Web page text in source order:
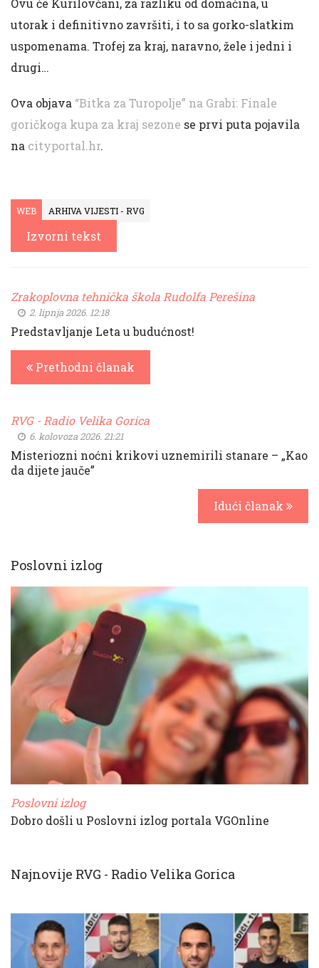
Ovu će Kurilovčani, za razliku od domaćina, u
utorak i definitivno završiti, i to sa gorko-slatkim
uspomenama. Trofej za kraj, naravno, žele i jedni i
drugi…
Ova objava “Bitka za Turopolje” na Grabi: Finale
goričkoga kupa za kraj sezone se prvi puta pojavila
na cityportal.hr.
WEB ARHIVA VIJESTI - RVG
Izvorni tekst
Zrakoplovna tehnička škola Rudolfa Perešina
2. lipnja 2026. 12:18
Predstavljanje Leta u budućnost!
Prethodni članak
RVG - Radio Velika Gorica
6. kolovoza 2026. 21:21
Misteriozni noćni krikovi uznemirili stanare – „Kao
da dijete jauče”
Idući članak
Poslovni izlog
Poslovni izlog
Dobro došli u Poslovni izlog portala VGOnline
Najnovije RVG - Radio Velika Gorica